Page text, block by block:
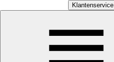
Klantenservice